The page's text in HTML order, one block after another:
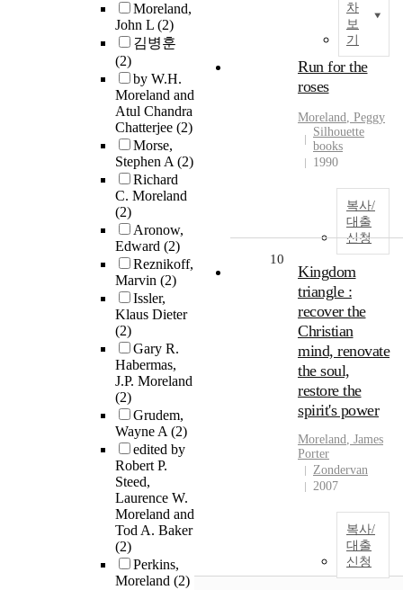
Moreland,
John L (2)
김병훈
(2)
by W.H.
Moreland and
Atul Chandra
Chatterjee (2)
Morse,
Stephen A(2)
Richard
C. Moreland
(2)
Aronow,
Edward (2)
Reznikoff,
Marvin (2)
Issler,
Klaus Dieter
(2)
Gary R.
Habermas,
J.P. Moreland
(2)
Grudem,
Wayne A(2)
edited by
Robert P.
Steed,
Laurence W.
Moreland and
Tod A. Baker
(2)
Perkins,
Moreland (2)
차
보
기
Run for the
roses
Moreland, Peggy
Silhouette
books
1990
복사/
대출
신청
10
Kingdom
triangle :
recover the
Christian
mind, renovate
the soul,
restore the
spirit's power
Moreland, James
Porter
Zondervan
2007
복사/
대출
신청